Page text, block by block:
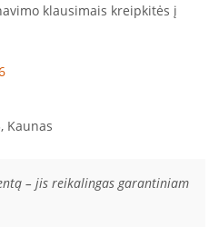
klausimais kreipkitės į
Kaunas
– jis reikalingas garantiniam